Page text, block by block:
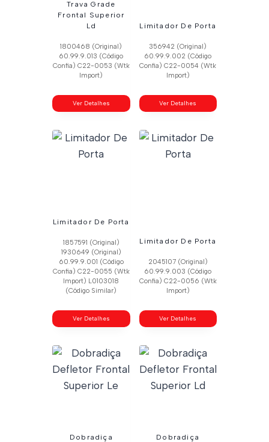
Trava Grade
Frontal Superior
Ld
1800468 (Original)
60.99.9.013 (Código
Confia) C22-0053 (Wtk
Import)
Ver Detalhes
Limitador De Porta
356942 (Original)
60.99.9.002 (Código
Confia) C22-0054 (Wtk
Import)
Ver Detalhes
Limitador De Porta
1857591 (Original)
1930649 (Original)
60.99.9.001 (Código
Confia) C22-0055 (Wtk
Import) L0103018
(Código Similar)
Ver Detalhes
Limitador De Porta
2045107 (Original)
60.99.9.003 (Código
Confia) C22-0056 (Wtk
Import)
Ver Detalhes
Dobradiça
Dobradiça